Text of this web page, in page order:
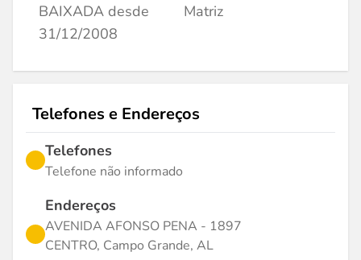
BAIXADA desde
31/12/2008
Matriz
Telefones e Endereços
Telefones
Telefone não informado
Endereços
AVENIDA AFONSO PENA - 1897
CENTRO, Campo Grande, AL